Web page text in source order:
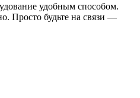
удобным способом.
Просто будьте на связи —